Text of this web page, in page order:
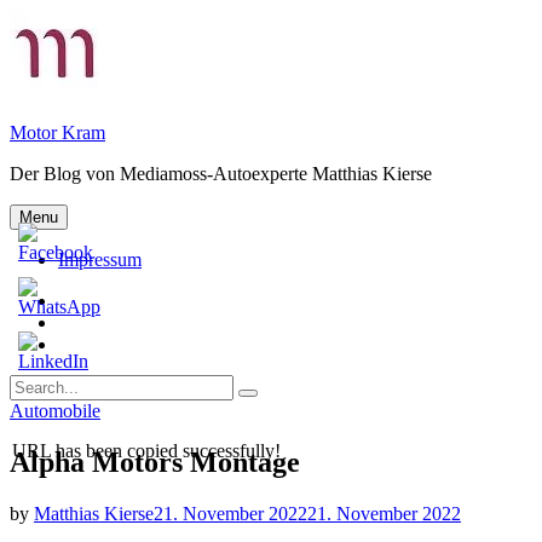
to
Motor Kram
Der Blog von Mediamoss-Autoexperte Matthias Kierse
Menu
Impressum
Privatsphäre-
Einstellungen
Historie
Privatsphäre-
Einstellungen
widerrufen
Search
for:
Search
Categories
Automobile
Alpha Motors Montage
by Matthias Kierse21. November 202221. November 2022
URL has been copied successfully!